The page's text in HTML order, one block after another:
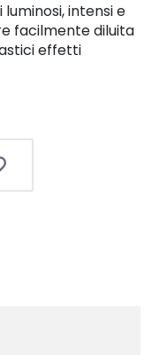
intensi e
facilmente diluita
effetti